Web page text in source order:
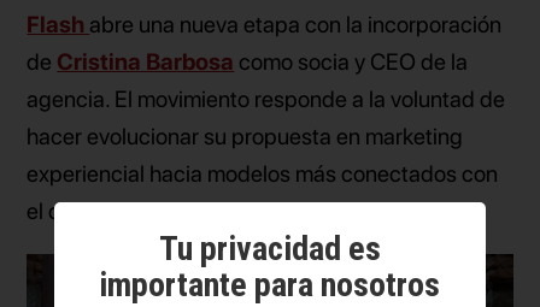
Flash abre una nueva etapa con la incorporación
de Cristina Barbosa como socia y CEO de la
agencia. El movimiento responde a la voluntad de
hacer evolucionar su propuesta en marketing
experiencial hacia modelos más conectados con
el contenido y orientados al negocio.
Tu privacidad es
importante para nosotros